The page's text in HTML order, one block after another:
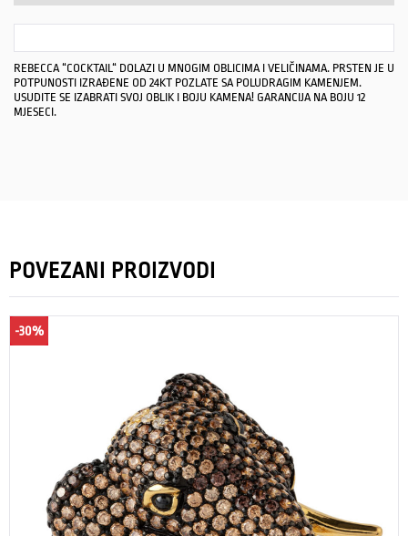
REBECCA “COCKTAIL“ DOLAZI U MNOGIM OBLICIMA I VELIČINAMA. PRSTEN JE U
POTPUNOSTI IZRAĐENE OD 24KT POZLATE SA POLUDRAGIM KAMENJEM.
USUDITE SE IZABRATI SVOJ OBLIK I BOJU KAMENA! GARANCIJA NA BOJU 12
MJESECI.
POVEZANI PROIZVODI
-30%